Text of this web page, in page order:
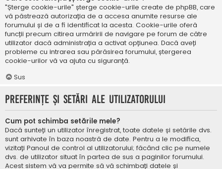
"Șterge cookie-urile" șterge cookie-urile create de phpBB, care
vă păstrează autorizația de a accesa anumite resurse ale
forumului și de a fi identificat la acesta. Cookie-urile oferă
funcții precum citirea urmăririi de navigare pe forum de către
utilizator dacă administrația a activat opțiunea. Dacă aveți
probleme cu intrarea sau părăsirea forumului, ștergerea
cookie-urilor vă va ajuta cu siguranță.
Sus
Preferințe și setări ale utilizatorului
Cum pot schimba setările mele?
Dacă sunteți un utilizator înregistrat, toate datele și setările dvs.
sunt arhivate în baza noastră de date. Pentru a le modifica,
vizitați Panoul de control al utilizatorului; făcând clic pe numele
dvs. de utilizator situat în partea de sus a paginilor forumului.
Acest sistem vă va permite să vă schimbați datele și